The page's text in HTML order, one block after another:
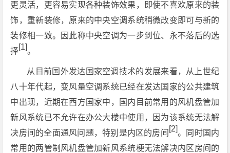
更灵活，更容易实现各种装饰效果，即使不喜欢原来的装
饰，重新装修，原来的中央空调系统稍微改变即可与新的
装修相一致。因此称中央空调为一步到位、永不落后的选
择[1]。
从目前国外发达国家空调技术的发展来看，从上世纪
八十年代起，变风量空调系统已经在发达国家的公共建筑
中出现，近期在西方国家中，国内目前常用的风机盘管加
新风系统已不允许在办公大楼中使用，因为该系统无法解
决房间的全面通风问题，特别是内区的房间 [2]。同时国内
常用的两管制风机盘管加新风系统梗无法解决内区房间的